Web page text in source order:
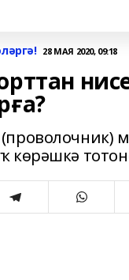
28 МАЯ 2020, 09:18
көрәшкә